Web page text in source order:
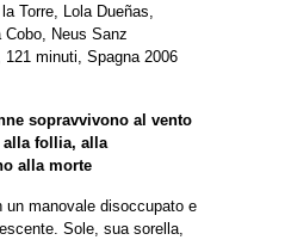
Torre, Lola Dueñas,
Cobo, Neus Sanz
minuti, Spagna 2006
sopravvivono al vento
alla follia, alla
alla morte
un manovale disoccupato e
Sole, sua sorella,